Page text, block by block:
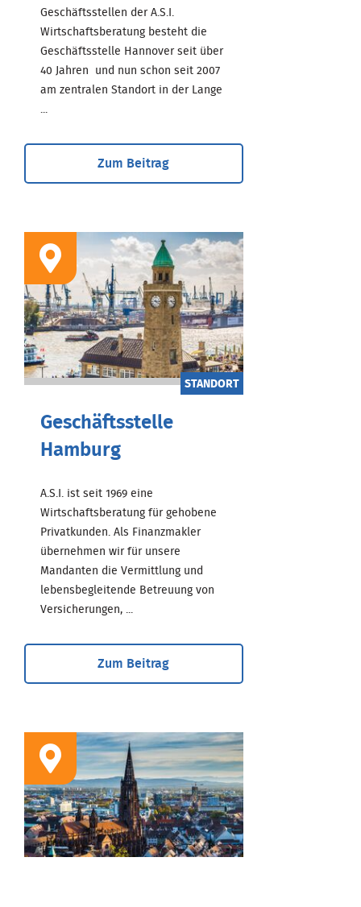
Geschäftsstellen der A.S.I.
Wirtschaftsberatung besteht die
Geschäftsstelle Hannover seit über
40 Jahren und nun schon seit 2007
am zentralen Standort in der Lange
Zum Beitrag
STANDORT
Geschäftsstelle
Hamburg
A.S.I. ist seit 1969 eine
Wirtschaftsberatung für gehobene
Privatkunden. Als Finanzmakler
übernehmen wir für unsere
Mandanten die Vermittlung und
lebensbegleitende Betreuung von
Versicherungen, ...
Zum Beitrag